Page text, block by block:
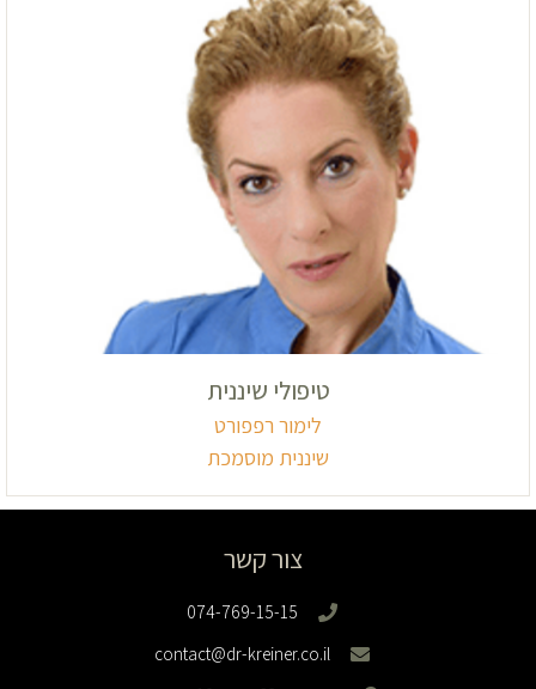
טיפולי שיננית
לימור רפפורט
שיננית מוסמכת
צור קשר
074-769-15-15
contact@dr-kreiner.co.il